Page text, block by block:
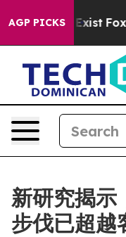
AGP PICKS
They Exist Fox
新研究揭示
步伐已超越